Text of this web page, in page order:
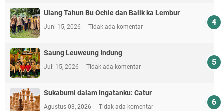
Ulang Tahun Bu Ochie dan Balik ka Lembur
Juni 15, 2026 Tidak ada komentar
Saung Leuweung Indung
Juli 15, 2026 Tidak ada komentar
Sukabumi dalam Ingatanku: Catur
Agustus 03, 2026 Tidak ada komentar